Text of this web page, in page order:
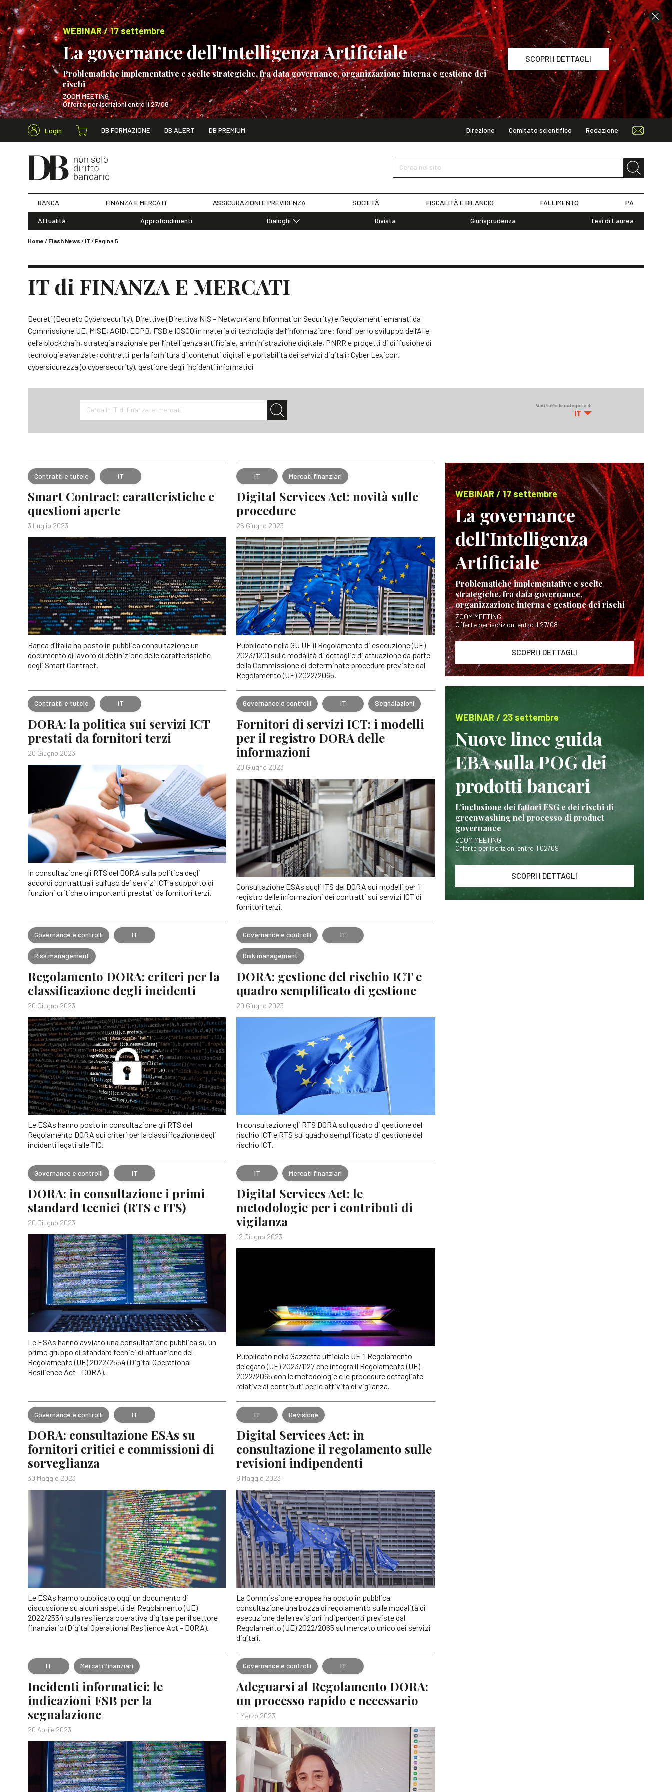
WEBINAR / 17 settembre
La governance dell’Intelligenza Artificiale
Problematiche implementative e scelte strategiche, fra data governance, organizzazione interna e gestione dei
rischi
ZOOM MEETING
Offerte per iscrizioni entro il 27/08
SCOPRI I DETTAGLI
WEBINAR / 17 settembre
Login DB FORMAZIONE DB ALERT DB PREMIUM Direzione Comitato scientifico Redazione
Cerca nel sito
Cerca nel sito
BANCA FINANZA E MERCATI ASSICURAZIONI E PREVIDENZA SOCIETÀ FISCALITÀ E BILANCIO FALLIMENTO PA
Attualità Approfondimenti
Dialoghi
Articoli
Rivista Giurisprudenza Tesi di Laurea
Home / Flash News/ IT /Pagina 5
IT di FINANZA E MERCATI
Decreti (Decreto Cybersecurity), Direttive (Direttiva NIS – Network and Information Security) e Regolamenti emanati da
Commissione UE, MISE, AGID, EDPB, FSB e IOSCO in materia di tecnologia dell’informazione: fondi per lo sviluppo dell’AI e
della blockchain, strategia nazionale per l’intelligenza artificiale, amministrazione digitale, PNRR e progetti di diffusione di
tecnologie avanzate; contratti per la fornitura di contenuti digitali e portabilità dei servizi digitali; Cyber Lexicon,
cybersicurezza (o cybersecurity), gestione degli incidenti informatici
Cerca in IT di finanza-e-mercati Vedi tutte le categorie di
IT
Contratti e tutele IT
Smart Contract: caratteristiche e
questioni aperte
3 Luglio 2023
Banca d’Italia ha posto in pubblica consultazione un
documento di lavoro di definizione delle caratteristiche
degli Smart Contract.
IT Mercati finanziari
Digital Services Act: novità sulle
procedure
26 Giugno 2023
Pubblicato nella GU UE il Regolamento di esecuzione (UE)
2023/1201 sulle modalità di dettaglio di attuazione da parte
della Commissione di determinate procedure previste dal
Regolamento (UE) 2022/2065.
Contratti e tutele IT
DORA: la politica sui servizi ICT
prestati da fornitori terzi
20 Giugno 2023
In consultazione gli RTS del DORA sulla politica degli
accordi contrattuali sull’uso dei servizi ICT a supporto di
funzioni critiche o importanti prestati da fornitori terzi.
Governance e controlli IT Segnalazioni
Fornitori di servizi ICT: i modelli
per il registro DORA delle
informazioni
20 Giugno 2023
Consultazione ESAs sugli ITS del DORA sui modelli per il
registro delle informazioni dei contratti sui servizi ICT di
fornitori terzi.
Governance e controlli IT
Risk management
Regolamento DORA: criteri per la
classificazione degli incidenti
20 Giugno 2023
Le ESAs hanno posto in consultazione gli RTS del
Regolamento DORA sui criteri per la classificazione degli
incidenti legati alle TIC.
Governance e controlli IT
Risk management
DORA: gestione del rischio ICT e
quadro semplificato di gestione
20 Giugno 2023
In consultazione gli RTS DORA sul quadro di gestione del
rischio ICT e RTS sul quadro semplificato di gestione del
rischio ICT.
Governance e controlli IT
DORA: in consultazione i primi
standard tecnici (RTS e ITS)
20 Giugno 2023
Le ESAs hanno avviato una consultazione pubblica su un
primo gruppo di standard tecnici di attuazione del
Regolamento (UE) 2022/2554 (Digital Operational
Resilience Act - DORA).
IT Mercati finanziari
Digital Services Act: le
metodologie per i contributi di
vigilanza
12 Giugno 2023
Pubblicato nella Gazzetta ufficiale UE il Regolamento
delegato (UE) 2023/1127 che integra il Regolamento (UE)
2022/2065 con le metodologie e le procedure dettagliate
relative ai contributi per le attività di vigilanza.
Governance e controlli IT
DORA: consultazione ESAs su
fornitori critici e commissioni di
sorveglianza
30 Maggio 2023
Le ESAs hanno pubblicato oggi un documento di
discussione su alcuni aspetti del Regolamento (UE)
2022/2554 sulla resilienza operativa digitale per il settore
finanziario (Digital Operational Resilience Act – DORA).
IT Revisione
Digital Services Act: in
consultazione il regolamento sulle
revisioni indipendenti
8 Maggio 2023
La Commissione europea ha posto in pubblica
consultazione una bozza di regolamento sulle modalità di
esecuzione delle revisioni indipendenti previste dal
Regolamento (UE) 2022/2065 sul mercato unico dei servizi
digitali.
IT Mercati finanziari
Incidenti informatici: le
indicazioni FSB per la
segnalazione
20 Aprile 2023
Governance e controlli IT
Adeguarsi al Regolamento DORA:
un processo rapido e necessario
1 Marzo 2023
WEBINAR / 17 settembre
La governance
dell’Intelligenza
Artificiale
Problematiche implementative e scelte
strategiche, fra data governance,
organizzazione interna e gestione dei rischi
ZOOM MEETING
Offerte per iscrizioni entro il 27/08
SCOPRI I DETTAGLI
WEBINAR / 23 settembre
Nuove linee guida
EBA sulla POG dei
prodotti bancari
L’inclusione dei fattori ESG e dei rischi di
greenwashing nel processo di product
governance
ZOOM MEETING
Offerte per iscrizioni entro il 02/09
SCOPRI I DETTAGLI